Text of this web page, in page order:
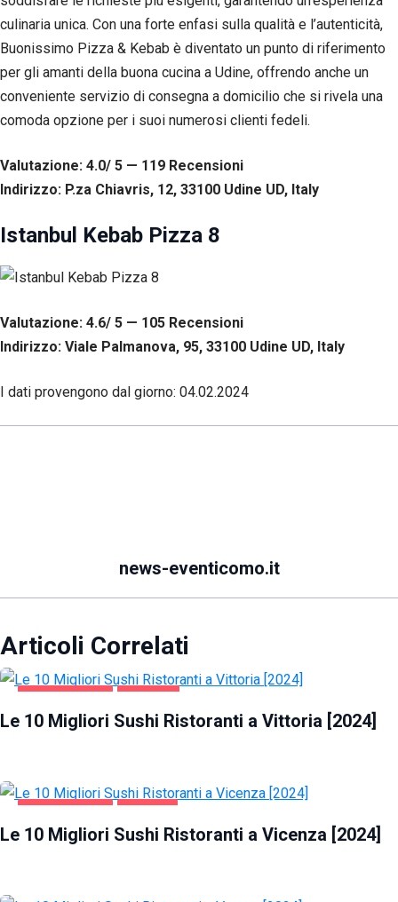
culinaria unica. Con una forte enfasi sulla qualità e l’autenticità,
Buonissimo Pizza & Kebab è diventato un punto di riferimento
per gli amanti della buona cucina a Udine, offrendo anche un
conveniente servizio di consegna a domicilio che si rivela una
comoda opzione per i suoi numerosi clienti fedeli.
Valutazione: 4.0/ 5 — 119 Recensioni
Indirizzo: P.za Chiavris, 12, 33100 Udine UD, Italy
Istanbul Kebab Pizza 8
Valutazione: 4.6/ 5 — 105 Recensioni
Indirizzo: Viale Palmanova, 95, 33100 Udine UD, Italy
I dati provengono dal giorno: 04.02.2024
news-eventicomo.it
Articoli Correlati
GASTRONOMIA VITTORIA
Le 10 Migliori Sushi Ristoranti a Vittoria [2024]
GASTRONOMIA VICENZA
Le 10 Migliori Sushi Ristoranti a Vicenza [2024]